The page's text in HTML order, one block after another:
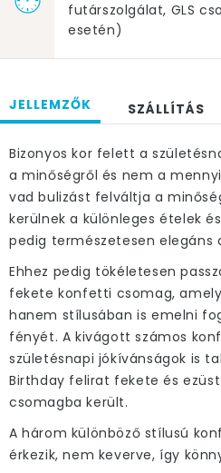
futárszolgálat, GLS
esetén)
JELLEMZŐK SZÁLLÍTÁS
Bizonyos kor felett a
a minőségről és nem a
vad bulizást felváltja a
kerülnek a különleges ételek
pedig természetesen elegáns
Ehhez pedig tökéletesen
fekete konfetti csomag,
hanem stílusában is emelni
fényét. A kivágott számos
születésnapi jókívánságok is
Birthday felirat fekete és
csomagba került.
A három különböző stílusú
érkezik, nem keverve, így